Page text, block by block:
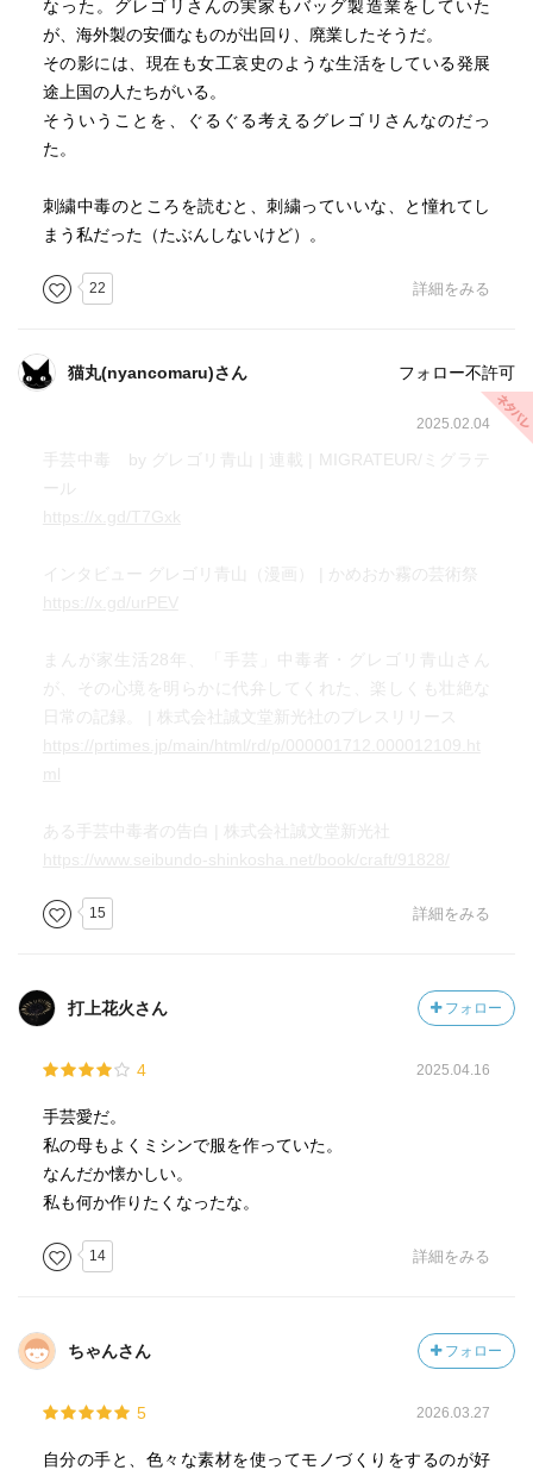
なった。グレゴリさんの実家もバッグ製造業をしていた
が、海外製の安価なものが出回り、廃業したそうだ。
その影には、現在も女工哀史のような生活をしている発展
途上国の人たちがいる。
そういうことを、ぐるぐる考えるグレゴリさんなのだっ
た。
刺繍中毒のところを読むと、刺繍っていいな、と憧れてし
まう私だった（たぶんしないけど）。
22 詳細をみる
猫丸(nyancomaru)さん フォロー不許可
2025.02.04
手芸中毒 by グレゴリ青山 | 連載 | MIGRATEUR/ミグラテ
ール
インタビュー グレゴリ青山（漫画） | かめおか霧の芸術祭
まんが家生活28年、「手芸」中毒者・グレゴリ青山さん
が、その心境を明らかに代弁してくれた、楽しくも壮絶な
日常の記録。 | 株式会社誠文堂新光社のプレスリリース
ある手芸中毒者の告白 | 株式会社誠文堂新光社
15 詳細をみる
打上花火さん フォロー
4 2025.04.16
手芸愛だ。
私の母もよくミシンで服を作っていた。
なんだか懐かしい。
私も何か作りたくなったな。
14 詳細をみる
ちゃんさん フォロー
5 2026.03.27
自分の手と、色々な素材を使ってモノづくりをするのが好